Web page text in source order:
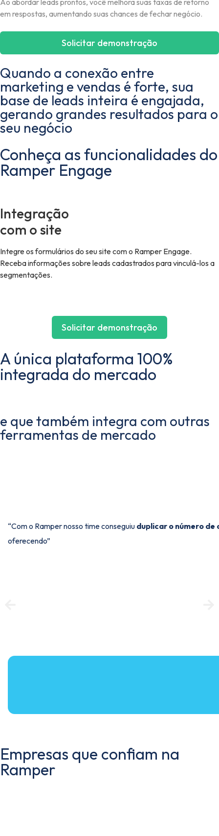
Ao abordar leads prontos, você melhora suas taxas de retorno
em respostas, aumentando suas chances de fechar negócio.
Solicitar demonstração
Quando a conexão entre
marketing e vendas é forte, sua
base de leads inteira é engajada,
gerando grandes resultados para o
seu negócio
Conheça as funcionalidades do
Ramper Engage
Integração
com o site
Integre os formulários do seu site com o Ramper Engage.
Receba informações sobre leads cadastrados para vinculá-los a
segmentações.
Solicitar demonstração
A única plataforma 100%
integrada do mercado
e que também integra com outras
ferramentas de mercado
“Com o Ramper nosso time conseguiu duplicar o número
oferecendo”
Empresas que confiam na
Ramper